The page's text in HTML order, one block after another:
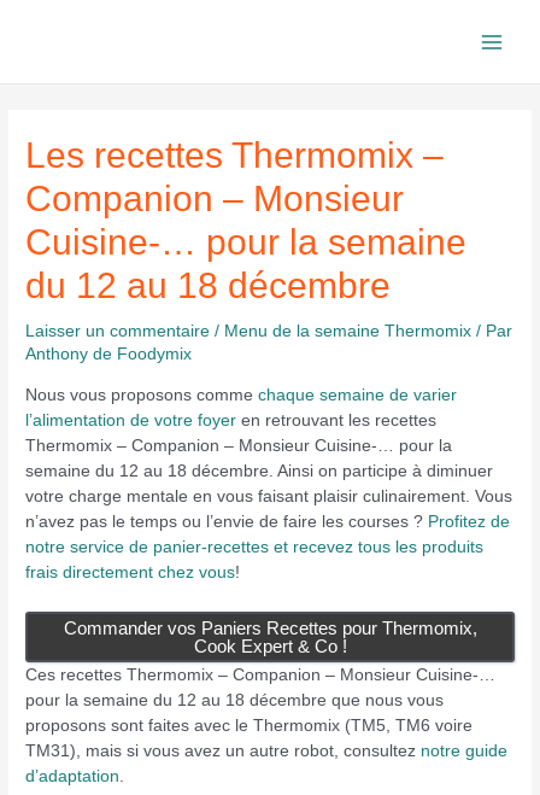
Les recettes Thermomix –
Companion – Monsieur
Cuisine-… pour la semaine
du 12 au 18 décembre
Laisser un commentaire / Menu de la semaine Thermomix / Par
Anthony de Foodymix
Nous vous proposons commechaque semaine de varier
l’alimentation de votre foyer en retrouvant les recettes
Thermomix – Companion – Monsieur Cuisine-… pour la
semaine du 12 au 18 décembre. Ainsi on participe à diminuer
votre charge mentale en vous faisant plaisir culinairement. Vous
n’avez pas le temps ou l’envie de faire les courses ? Profitez de
notre service de panier-recettes et recevez tous les produits
frais directement chez vous!
Commander vos Paniers Recettes pour Thermomix,
Cook Expert & Co !
Ces recettes Thermomix – Companion – Monsieur Cuisine-…
pour la semaine du 12 au 18 décembre que nous vous
proposons sont faites avec le Thermomix (TM5, TM6 voire
TM31), mais si vous avez un autre robot, consultez notre guide
d’adaptation